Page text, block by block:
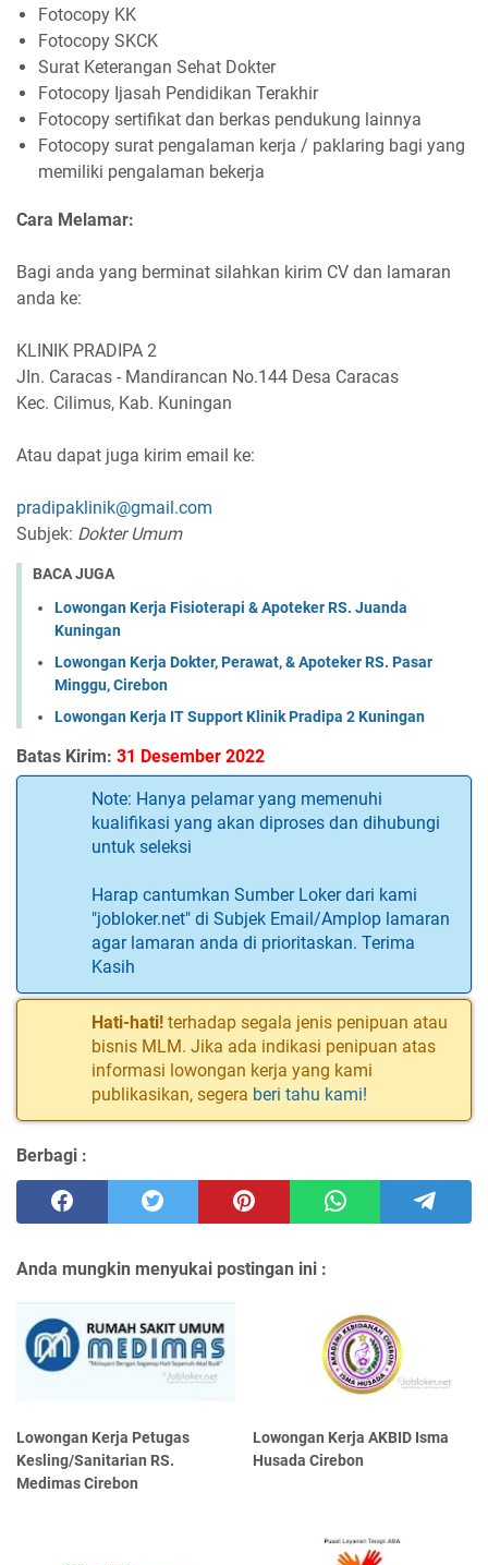
Fotocopy KK
Fotocopy SKCK
Surat Keterangan Sehat Dokter
Fotocopy Ijasah Pendidikan Terakhir
Fotocopy sertifikat dan berkas pendukung lainnya
Fotocopy surat pengalaman kerja / paklaring bagi yang
memiliki pengalaman bekerja
Cara Melamar:
Bagi anda yang berminat silahkan kirim CV dan lamaran
anda ke:
KLINIK PRADIPA 2
JIn. Caracas - Mandirancan No.144 Desa Caracas
Kec. Cilimus, Kab. Kuningan
Atau dapat juga kirim email ke:
pradipaklinik@gmail.com
Subjek: Dokter Umum
BACA JUGA
Lowongan Kerja Fisioterapi & Apoteker RS. Juanda
Kuningan
Lowongan Kerja Dokter, Perawat, & Apoteker RS. Pasar
Minggu, Cirebon
Lowongan Kerja IT Support Klinik Pradipa 2 Kuningan
Batas Kirim: 31 Desember 2022
Note: Hanya pelamar yang memenuhi
kualifikasi yang akan diproses dan dihubungi
untuk seleksi
Harap cantumkan Sumber Loker dari kami
"jobloker.net" di Subjek Email/Amplop lamaran
agar lamaran anda di prioritaskan. Terima
Kasih
Hati-hati! terhadap segala jenis penipuan atau
bisnis MLM. Jika ada indikasi penipuan atas
informasi lowongan kerja yang kami
publikasikan, segera beri tahu kami!
Berbagi :
Anda mungkin menyukai postingan ini :
Lowongan Kerja Petugas
Kesling/Sanitarian RS.
Medimas Cirebon
Lowongan Kerja AKBID Isma
Husada Cirebon